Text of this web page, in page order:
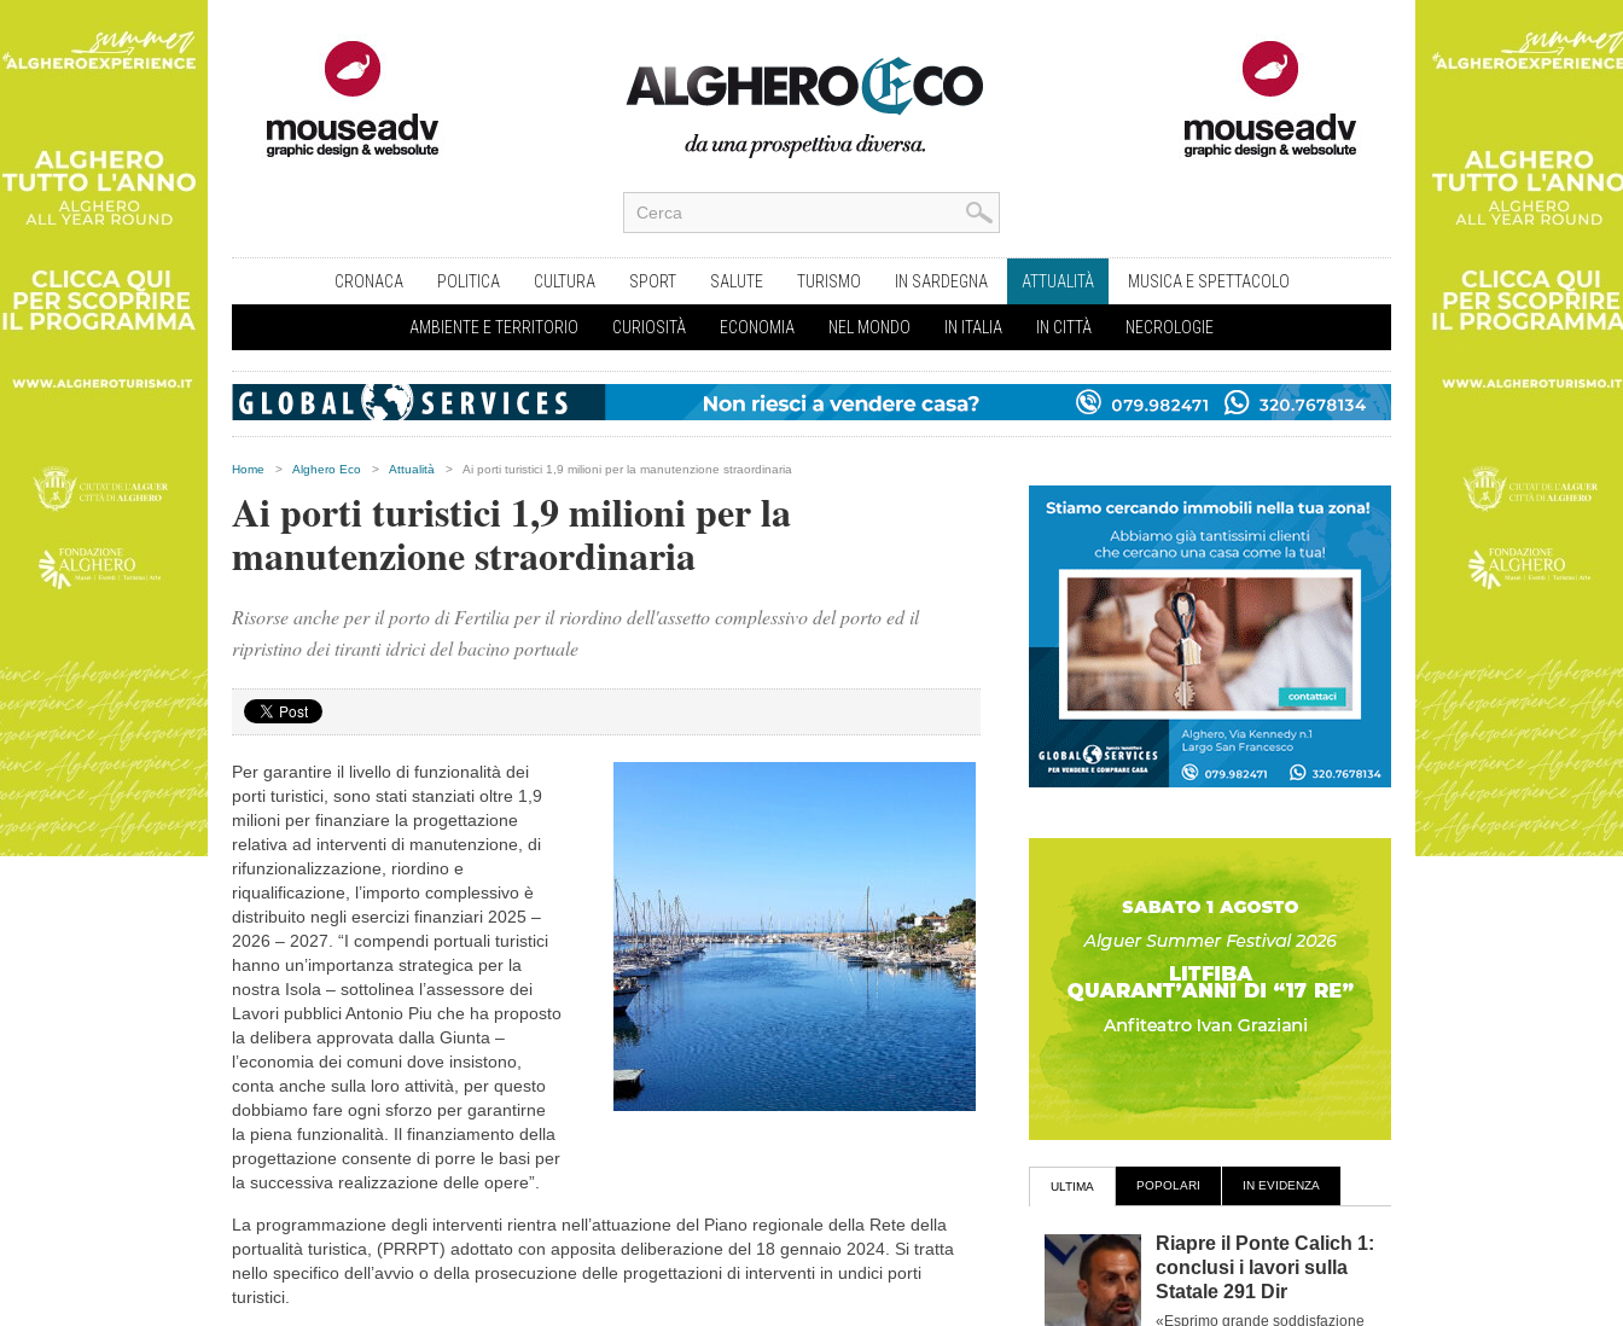
CRONACA POLITICA CULTURA SPORT SALUTE TURISMO IN SARDEGNA ATTUALITÀ MUSICA E SPETTACOLO
AMBIENTE E TERRITORIO CURIOSITÀ ECONOMIA NEL MONDO IN ITALIA IN CITTÀ NECROLOGIE
Home > Alghero Eco > Attualità > Ai porti turistici 1,9 milioni per la manutenzione straordinaria
Ai porti turistici 1,9 milioni per la
manutenzione straordinaria
Risorse anche per il porto di Fertilia per il riordino dell'assetto complessivo del porto ed il
ripristino dei tiranti idrici del bacino portuale
Per garantire il livello di funzionalità dei
porti turistici, sono stati stanziati oltre 1,9
milioni per finanziare la progettazione
relativa ad interventi di manutenzione, di
rifunzionalizzazione, riordino e
riqualificazione, l’importo complessivo è
distribuito negli esercizi finanziari 2025 –
2026 – 2027. “I compendi portuali turistici
hanno un’importanza strategica per la
nostra Isola – sottolinea l’assessore dei
Lavori pubblici Antonio Piu che ha proposto
la delibera approvata dalla Giunta –
l’economia dei comuni dove insistono,
conta anche sulla loro attività, per questo
dobbiamo fare ogni sforzo per garantirne
la piena funzionalità. Il finanziamento della
progettazione consente di porre le basi per
la successiva realizzazione delle opere”.
La programmazione degli interventi rientra nell’attuazione del Piano regionale della Rete della
portualità turistica, (PRRPT) adottato con apposita deliberazione del 18 gennaio 2024. Si tratta
nello specifico dell’avvio o della prosecuzione delle progettazioni di interventi in undici porti
turistici.
ULTIMA POPOLARI IN EVIDENZA
Riapre il Ponte Calich 1:
conclusi i lavori sulla
Statale 291 Dir
«Esprimo grande soddisfazione